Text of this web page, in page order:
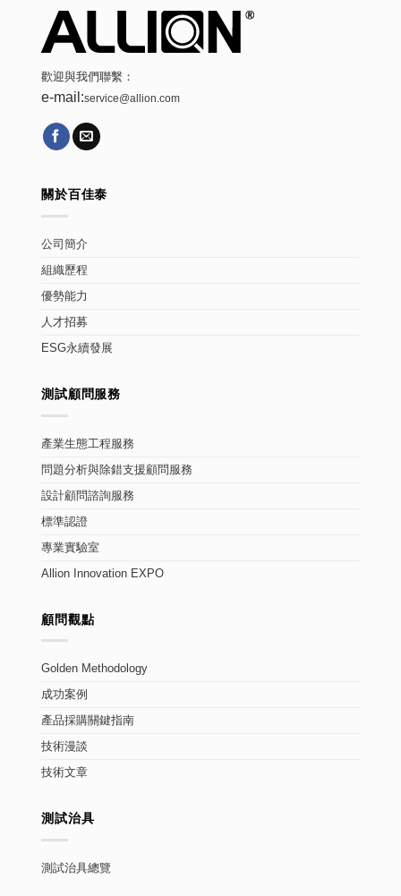
歡迎與我們聯繫：
e-mail:service@allion.com
關於百佳泰
公司簡介
組織歷程
優勢能力
人才招募
ESG永續發展
測試顧問服務
產業生態工程服務
問題分析與除錯支援顧問服務
設計顧問諮詢服務
標準認證
專業實驗室
Allion Innovation EXPO
顧問觀點
Golden Methodology
成功案例
產品採購關鍵指南
技術漫談
技術文章
測試治具
測試治具總覽